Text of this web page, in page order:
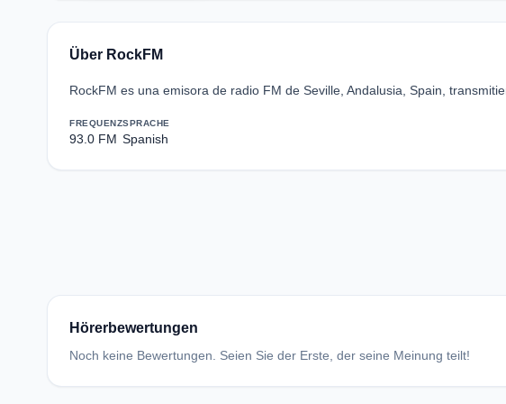
Über RockFM
RockFM es una emisora de radio FM de Seville, Andalusia, Spain,
FREQUENZ
93.0 FM
SPRACHE
Spanish
Hörerbewertungen
Noch keine Bewertungen. Seien Sie der Erste, der seine Meinung teilt!